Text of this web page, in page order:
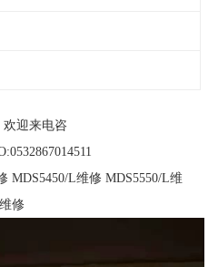
欢迎来电咨
MDS5450/L维修 MDS5550/L维
修